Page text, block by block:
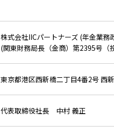
株式会社IICパートナーズ (年金業
(関東財務局長（金商）第2395号（
東京都港区西新橋二丁目4番2号 西
代表取締役社長 中村 義正